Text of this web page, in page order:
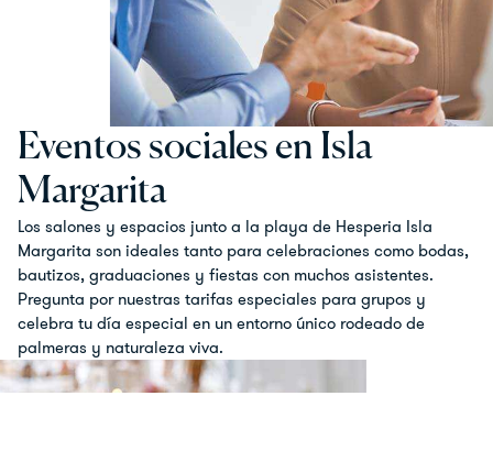
Eventos sociales en Isla
Margarita
Los salones y espacios junto a la playa de Hesperia Isla
Margarita son ideales tanto para celebraciones como bodas,
bautizos, graduaciones y fiestas con muchos asistentes.
Pregunta por nuestras tarifas especiales para grupos y
celebra tu día especial en un entorno único rodeado de
palmeras y naturaleza viva.